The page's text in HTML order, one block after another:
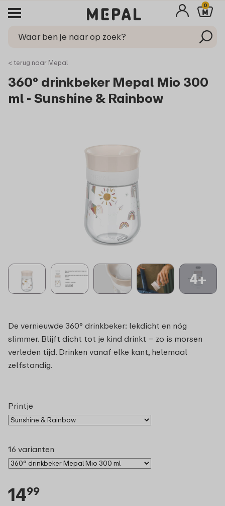
0
< terug naar Mepal
360° drinkbeker Mepal Mio 300
ml - Sunshine & Rainbow
4+
De vernieuwde 360° drinkbeker: lekdicht en nóg
slimmer. Blijft dicht tot je kind drinkt – zo is morsen
verleden tijd. Drinken vanaf elke kant, helemaal
zelfstandig.
Printje
16 varianten
1499